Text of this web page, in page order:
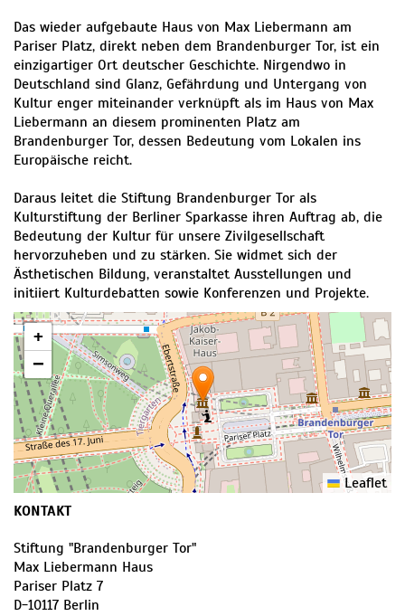
Das wieder aufgebaute Haus von Max Liebermann am
Pariser Platz, direkt neben dem Brandenburger Tor, ist ein
einzigartiger Ort deutscher Geschichte. Nirgendwo in
Deutschland sind Glanz, Gefährdung und Untergang von
Kultur enger miteinander verknüpft als im Haus von Max
Liebermann an diesem prominenten Platz am
Brandenburger Tor, dessen Bedeutung vom Lokalen ins
Europäische reicht.
Daraus leitet die Stiftung Brandenburger Tor als
Kulturstiftung der Berliner Sparkasse ihren Auftrag ab, die
Bedeutung der Kultur für unsere Zivilgesellschaft
hervorzuheben und zu stärken. Sie widmet sich der
Ästhetischen Bildung, veranstaltet Ausstellungen und
initiiert Kulturdebatten sowie Konferenzen und Projekte.
+
−
Leaflet
KONTAKT
Stiftung "Brandenburger Tor"
Max Liebermann Haus
Pariser Platz 7
D-10117 Berlin